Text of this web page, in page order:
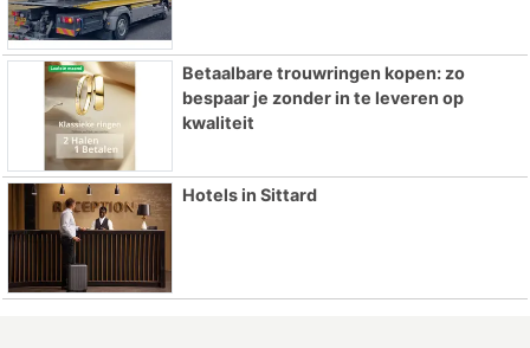
Betaalbare trouwringen kopen: zo
bespaar je zonder in te leveren op
kwaliteit
Hotels in Sittard